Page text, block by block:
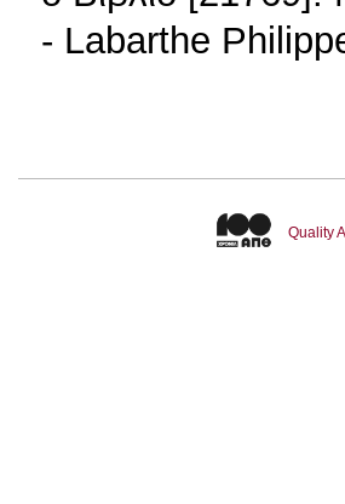
- Labarthe
Quality